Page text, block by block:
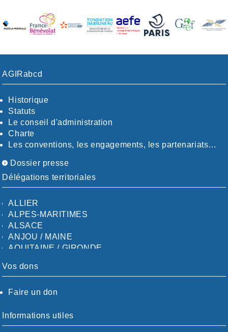
AGIRabcd
Historique
Statuts
Le conseil d'administration
Charte
Les conventions, les engagements, les partenariats…
Dossier presse
Délégations territoriales
ALLIER
ALPES-MARITIMES
ALSACE
ANJOU / MAINE
AQUITAINE / GIRONDE
AUDE
CALVADOS-ORNE
CHARENTE-MARITIME
CÖTE-D'OR
Vos dons
Faire un don
Informations utiles